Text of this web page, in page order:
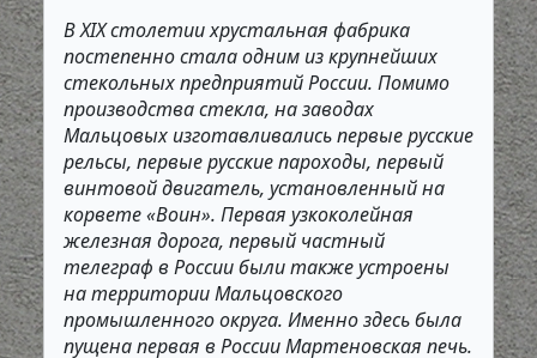
В ХIХ столетии хрустальная фабрика
постепенно стала одним из крупнейших
стекольных предприятий России. Помимо
производства стекла, на заводах
Мальцовых изготавливались первые русские
рельсы, первые русские пароходы, первый
винтовой двигатель, установленный на
корвете «Воин». Первая узкоколейная
железная дорога, первый частный
телеграф в России были также устроены
на территории Мальцовского
промышленного округа. Именно здесь была
пущена первая в России Мартеновская печь.